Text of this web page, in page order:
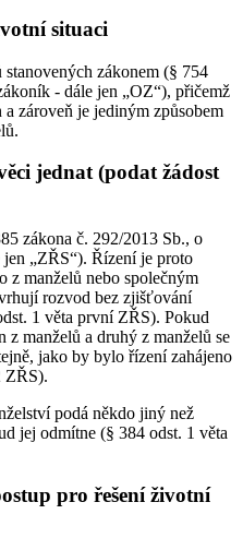
situaci
zákonem (§ 754
- dále jen „OZ“), přičemž
zároveň je jediným způsobem
jednat (podat žádost
zákona č. 292/2013 Sb., o
„ZŘS“). Řízení je proto
z manželů nebo společným
rozvod bez zjišťování
1 věta první ZŘS). Pokud
z manželů a druhý z manželů se
jako by bylo řízení zahájeno
ZŘS).
podá někdo jiný než
jej odmítne (§ 384 odst. 1 věta
pro řešení životní